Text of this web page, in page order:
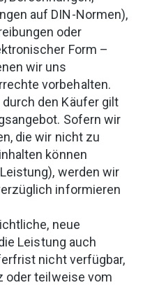
auf DIN-Normen),
oder
Form –
wir uns
vorbehalten.
den Käufer gilt
Sofern wir
die wir nicht zu
können
werden wir
informieren
neue
Leistung auch
nicht verfügbar,
oder teilweise vom